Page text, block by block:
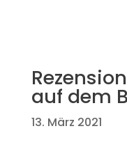
auf dem
13. März 2021